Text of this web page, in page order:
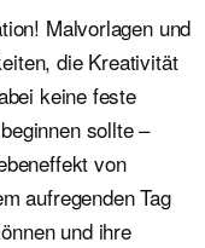
Malvorlagen und
die Kreativität
keine feste
sollte –
von
aufregenden Tag
und ihre